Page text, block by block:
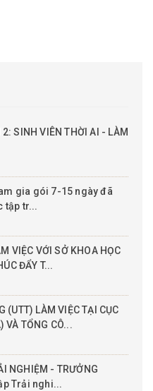
SINH VIÊN THỜI AI - LÀM
gia gói 7-15 ngày đã
tập tr...
VIỆC VỚI SỞ KHOA HỌC
ĐẨY T...
(UTT) LÀM VIỆC TẠI CỤC
VÀ TỔNG CÔ...
NGHIỆM - TRƯỞNG
Trải nghi...